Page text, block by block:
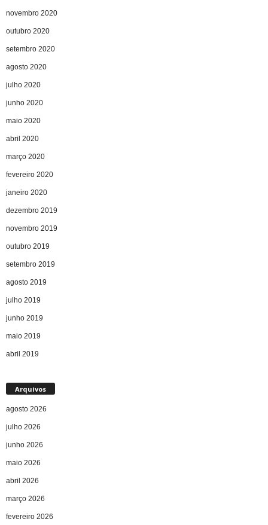
novembro 2020
outubro 2020
setembro 2020
agosto 2020
julho 2020
junho 2020
maio 2020
abril 2020
março 2020
fevereiro 2020
janeiro 2020
dezembro 2019
novembro 2019
outubro 2019
setembro 2019
agosto 2019
julho 2019
junho 2019
maio 2019
abril 2019
Arquivos
agosto 2026
julho 2026
junho 2026
maio 2026
abril 2026
março 2026
fevereiro 2026